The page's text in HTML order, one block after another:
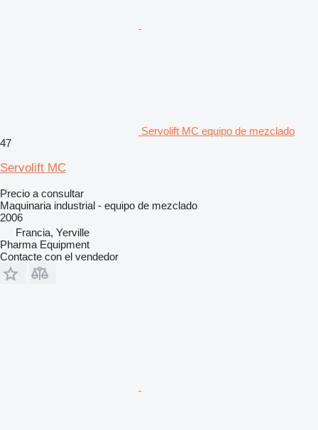
Servolift MC equipo de mezclado
47
Servolift MC
Precio a consultar
Maquinaria industrial - equipo de mezclado
2006
Francia, Yerville
Pharma Equipment
Contacte con el vendedor